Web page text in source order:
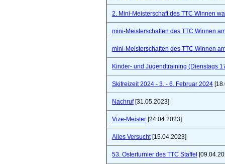
2. Mini-Meisterschaft des TTC Winnen
mini-Meisterschaften des TTC Winnen
mini-Meisterschaften des TTC Winnen
Kinder- und Jugendtraining (Dienstags
Skifreizeit 2024 - 3. - 6. Februar 2024
Nachruf[31.05.2023]
Vize-Meister [24.04.2023]
Alles Versucht[15.04.2023]
53. Osterturnier des TTC Staffel